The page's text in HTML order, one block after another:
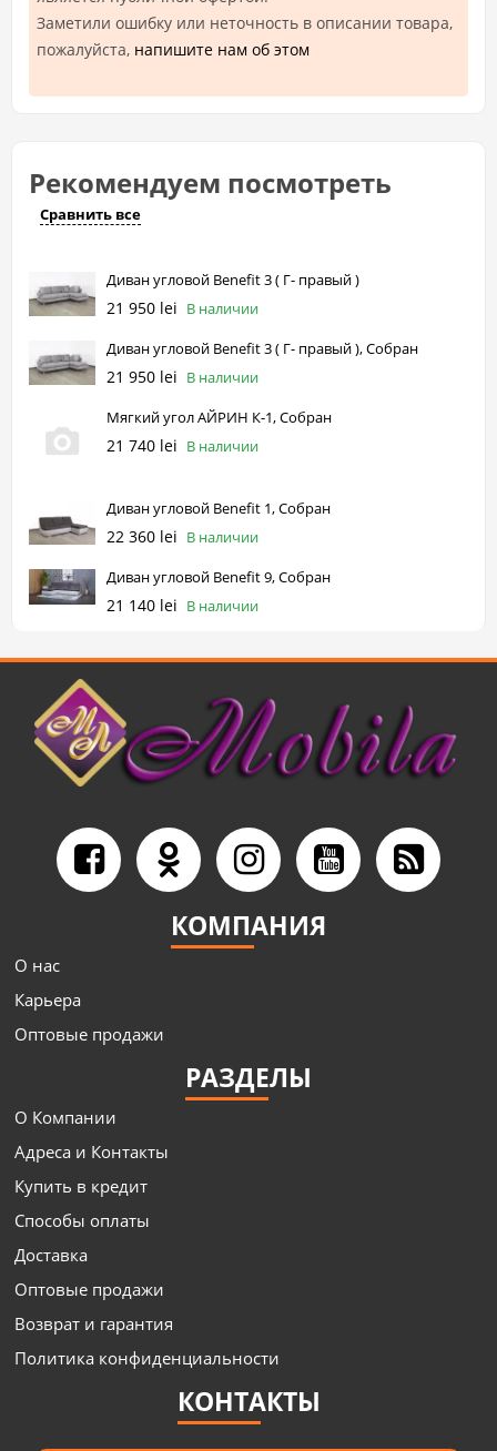
Заметили ошибку или неточность в описании товара,
пожалуйста, напишите нам об этом
Рекомендуем посмотреть
Сравнить все
Диван угловой Benefit 3 ( Г- правый )
21 950 lei В наличии
Диван угловой Benefit 3 ( Г- правый ), Собран
21 950 lei В наличии
Мягкий угол АЙРИН К-1, Собран
21 740 lei В наличии
Диван угловой Benefit 1, Собран
22 360 lei В наличии
Диван угловой Benefit 9, Собран
21 140 lei В наличии
КОМПАНИЯ
О нас
Карьера
Оптовые продажи
РАЗДЕЛЫ
О Компании
Адреса и Контакты
Купить в кредит
Способы оплаты
Доставка
Оптовые продажи
Возврат и гарантия
Политика конфиденциальности
КОНТАКТЫ